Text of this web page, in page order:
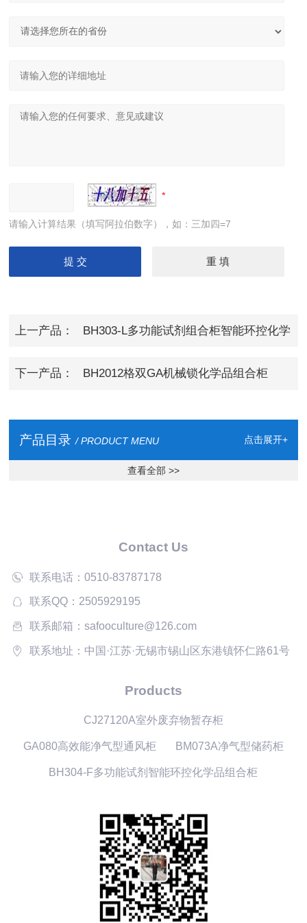
请输入计算结果（填写阿拉伯数字），如：三加四=7
上一产品： BH303-L多功能试剂组合柜智能环控化学
下一产品： BH2012格双GA机械锁化学品组合柜
产品目录 / PRODUCT MENU 点击展开+
查看全部 >>
Contact Us
联系电话：0510-83787178
联系QQ：2505929195
联系邮箱：safooculture@126.com
联系地址：中国·江苏·无锡市锡山区东港镇怀仁路61号
Products
CJ27120A室外废弃物暂存柜
GA080高效能净气型通风柜 BM073A净气型储药柜
BH304-F多功能试剂智能环控化学品组合柜